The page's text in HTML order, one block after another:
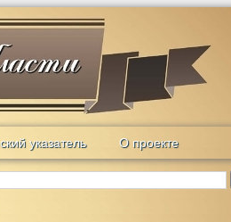
указатель О проекте